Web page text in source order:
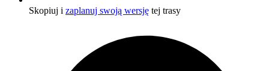
Skopiuj i zaplanuj swoją wersję tej trasy